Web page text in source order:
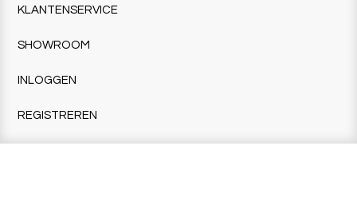
KLANTENSERVICE
SHOWROOM
INLOGGEN
REGISTREREN